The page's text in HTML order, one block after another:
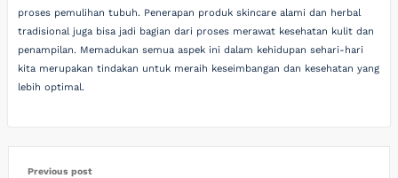
proses pemulihan tubuh. Penerapan produk skincare alami dan herbal
tradisional juga bisa jadi bagian dari proses merawat kesehatan kulit dan
penampilan. Memadukan semua aspek ini dalam kehidupan sehari-hari
kita merupakan tindakan untuk meraih keseimbangan dan kesehatan yang
lebih optimal.
Previous post